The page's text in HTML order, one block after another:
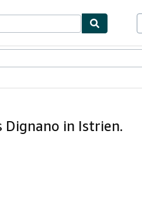
Dignano in Istrien.